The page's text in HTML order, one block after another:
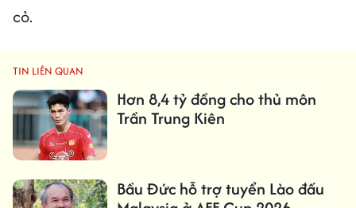
cỏ.
TIN LIÊN QUAN
Hơn 8,4 tỷ đồng cho thủ môn
Trần Trung Kiên
Bầu Đức hỗ trợ tuyển Lào đấu